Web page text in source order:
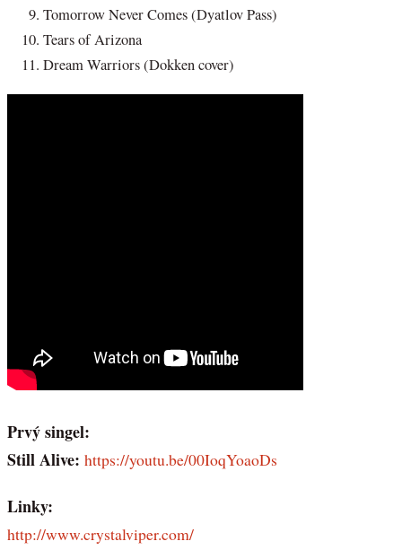
Tomorrow Never Comes (Dyatlov Pass)
Tears of Arizona
Dream Warriors (Dokken cover)
Prvý singel:
Still Alive: https://youtu.be/00IoqYoaoDs
Linky:
http://www.crystalviper.com/